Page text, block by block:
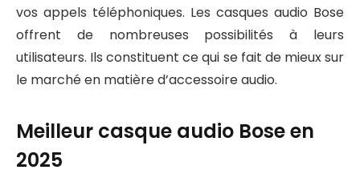
vos appels téléphoniques. Les casques audio Bose
offrent de nombreuses possibilités à leurs
utilisateurs. Ils constituent ce qui se fait de mieux sur
le marché en matière d’accessoire audio.
Meilleur casque audio Bose en
2025